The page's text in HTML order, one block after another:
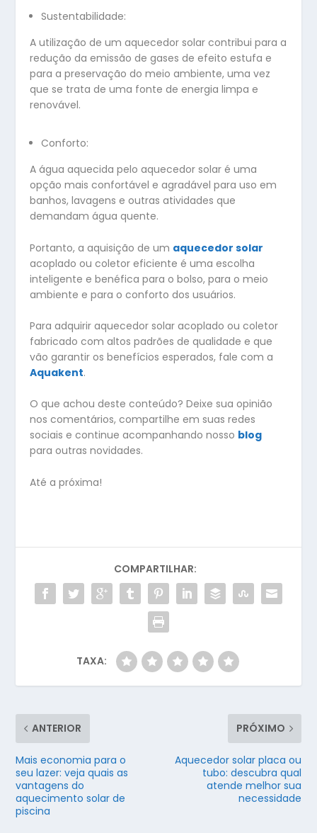
Sustentabilidade:
A utilização de um aquecedor solar contribui para a
redução da emissão de gases de efeito estufa e
para a preservação do meio ambiente, uma vez
que se trata de uma fonte de energia limpa e
renovável.
Conforto:
A água aquecida pelo aquecedor solar é uma
opção mais confortável e agradável para uso em
banhos, lavagens e outras atividades que
demandam água quente.
Portanto, a aquisição de um aquecedor solar
acoplado ou coletor eficiente é uma escolha
inteligente e benéfica para o bolso, para o meio
ambiente e para o conforto dos usuários.
Para adquirir aquecedor solar acoplado ou coletor
fabricado com altos padrões de qualidade e que
vão garantir os benefícios esperados, fale com a
Aquakent.
O que achou deste conteúdo? Deixe sua opinião
nos comentários, compartilhe em suas redes
sociais e continue acompanhando nosso blog
para outras novidades.
Até a próxima!
COMPARTILHAR:
TAXA:
ANTERIOR
Mais economia para o
seu lazer: veja quais as
vantagens do
aquecimento solar de
piscina
PRÓXIMO
Aquecedor solar placa ou
tubo: descubra qual
atende melhor sua
necessidade